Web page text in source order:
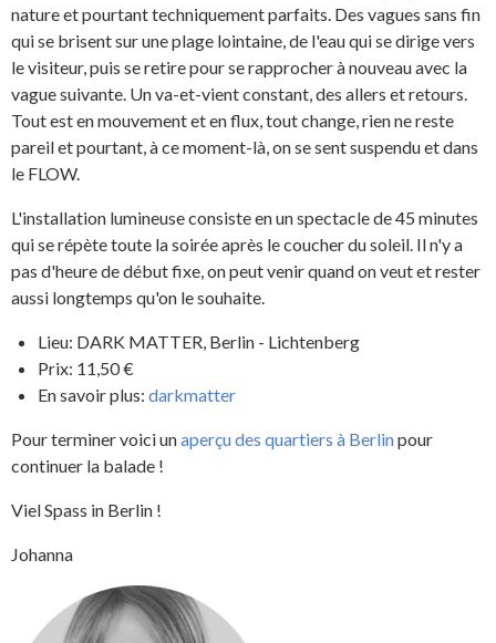
nature et pourtant techniquement parfaits. Des vagues sans fin
qui se brisent sur une plage lointaine, de l'eau qui se dirige vers
le visiteur, puis se retire pour se rapprocher à nouveau avec la
vague suivante. Un va-et-vient constant, des allers et retours.
Tout est en mouvement et en flux, tout change, rien ne reste
pareil et pourtant, à ce moment-là, on se sent suspendu et dans
le FLOW.
L'installation lumineuse consiste en un spectacle de 45 minutes
qui se répète toute la soirée après le coucher du soleil. Il n'y a
pas d'heure de début fixe, on peut venir quand on veut et rester
aussi longtemps qu'on le souhaite.
Lieu: DARK MATTER, Berlin - Lichtenberg
Prix: 11,50 €
En savoir plus: darkmatter
Pour terminer voici unaperçu des quartiers à Berlinpour
continuer la balade !
Viel Spass in Berlin !
Johanna